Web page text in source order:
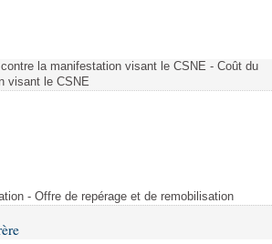
la manifestation visant le CSNE - Coût du
visant le CSNE
- Offre de repérage et de remobilisation